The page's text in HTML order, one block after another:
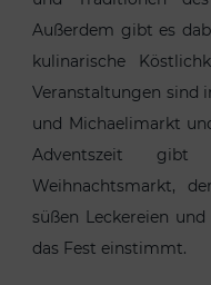
Außerdem gibt es
kulinarische
Veranstaltungen sind
und Michaelimarkt
Adventszeit
Weihnachtsmarkt,
süßen Leckereien
das Fest einstimmt.